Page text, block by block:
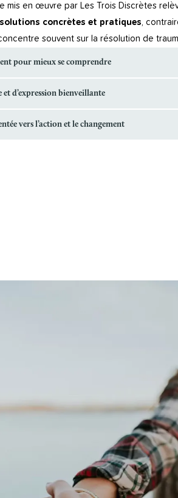
mis en œuvre par Les Trois Discrètes
solutions concrètes et pratiques ,
souvent sur la résolution de
pour mieux se comprendre
et d’expression bienveillante
vers l’action et le changement